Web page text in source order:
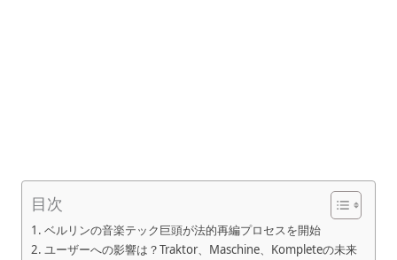
目次
ベルリンの音楽テック巨頭が法的再編プロセスを開始
ユーザーへの影響は？Traktor、Maschine、Kompleteの未来